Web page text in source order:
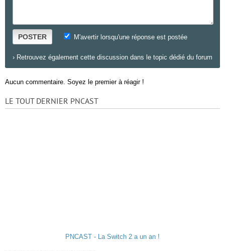
POSTER M'avertir lorsqu'une réponse est postée
› Retrouvez également cette discussion dans le topic dédié du forum
Aucun commentaire. Soyez le premier à réagir !
LE TOUT DERNIER PNCAST
PNCAST - La Switch 2 a un an !